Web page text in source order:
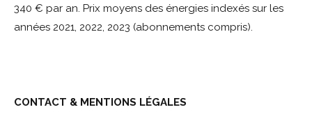
340 € par an. Prix moyens des énergies indexés sur les
années 2021, 2022, 2023 (abonnements compris).
CONTACT & MENTIONS LÉGALES